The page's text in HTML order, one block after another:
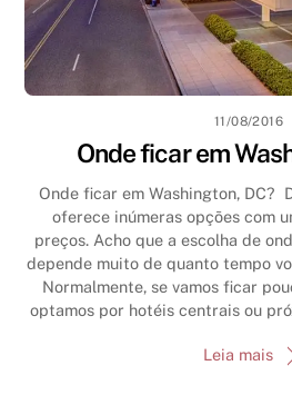
11/08/2016
Onde ficar em
Onde ficar em Washington, DC?
oferece inúmeras opções com
preços. Acho que a escolha de
depende muito de quanto tempo
Normalmente, se vamos ficar
optamos por hotéis centrais ou
Leia mais